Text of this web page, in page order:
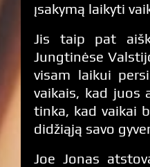
įsakymą laikyti
Jis taip pat
Jungtinėse
visam laikui
vaikais, kad
tinka, kad vaikai
didžiąją savo
Joe Jonas